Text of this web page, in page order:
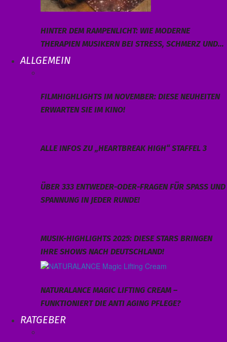
HINTER DEM RAMPENLICHT: WIE MODERNE
THERAPIEN MUSIKERN BEI STRESS, SCHMERZ UND…
ALLGEMEIN
FILMHIGHLIGHTS IM NOVEMBER: DIESE NEUHEITEN
ERWARTEN SIE IM KINO!
ALLE INFOS ZU „HEARTBREAK HIGH“ STAFFEL 3
ÜBER 333 ENTWEDER-ODER-FRAGEN FÜR SPASS UND S
PANNUNG IN JEDER RUNDE!
MUSIK-HIGHLIGHTS 2025: DIESE STARS BRINGEN
IHRE SHOWS NACH DEUTSCHLAND!
NATURALANCE MAGIC LIFTING CREAM –
FUNKTIONIERT DIE ANTI AGING PFLEGE?
RATGEBER